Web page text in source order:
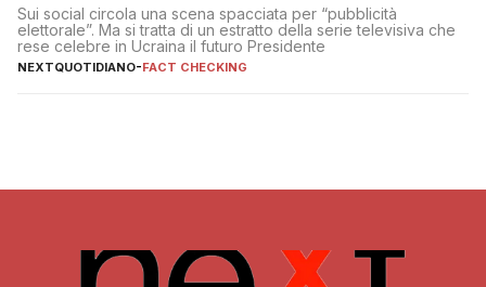
Sui social circola una scena spacciata per “pubblicità
elettorale”. Ma si tratta di un estratto della serie televisiva che
rese celebre in Ucraina il futuro Presidente
NEXTQUOTIDIANO-FACT CHECKING